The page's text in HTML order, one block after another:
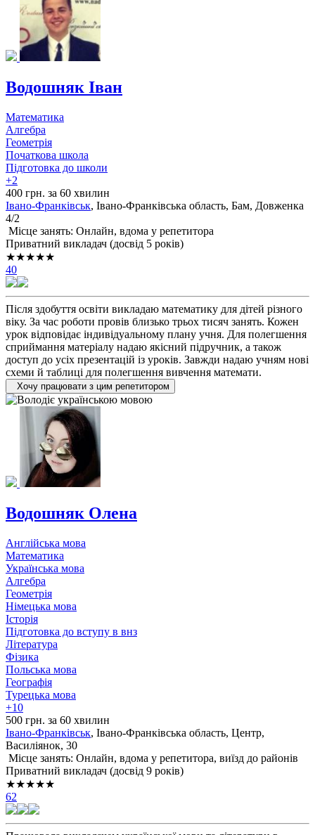
Водошняк Іван
Математика
Алгебра
Геометрія
Початкова школа
Підготовка до школи
+2
400 грн. за 60 хвилин
Івано-Франківськ, Івано-Франківська область, Бам, Довженка
4/2
Місце занять: Онлайн, вдома у репетитора
Приватний викладач (досвід 5 років)
★★★★★
40
Після здобуття освіти викладаю математику для дітей різного
віку. За час роботи провів близько трьох тисяч занять. Кожен
урок відповідає індивідуальному плану учня. Для полегшення
сприймання матеріалу надаю якісний підручник, а також
доступ до усіх презентацій із уроків. Завжди надаю учням нові
схеми й таблиці для полегшення вивчення математи.
Хочу працювати з цим репетитором
Водошняк Олена
Англійська мова
Математика
Українська мова
Алгебра
Геометрія
Німецька мова
Історія
Підготовка до вступу в внз
Література
Фізика
Польська мова
Географія
Турецька мова
+10
500 грн. за 60 хвилин
Івано-Франківськ, Івано-Франківська область, Центр,
Василіянок, 30
Місце занять: Онлайн, вдома у репетитора, виїзд до районів
Приватний викладач (досвід 9 років)
★★★★★
62